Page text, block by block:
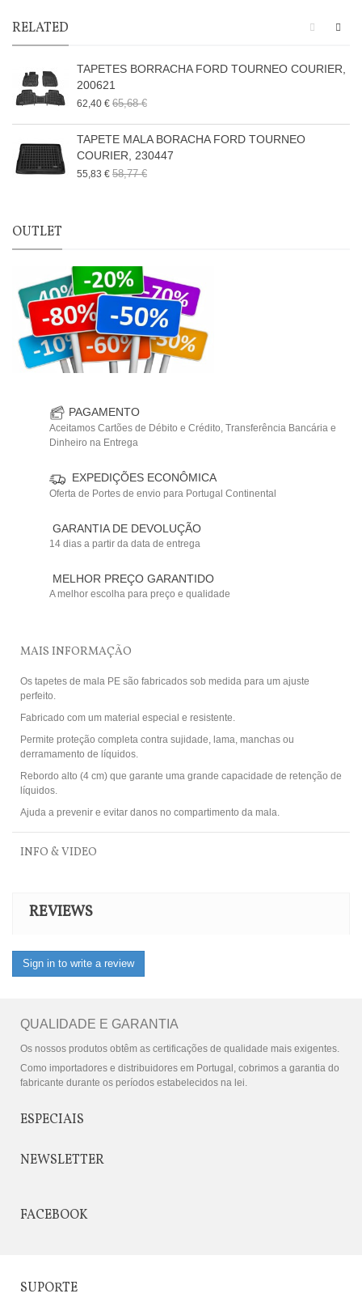
RELATED
TAPETES BORRACHA FORD TOURNEO COURIER,
200621
62,40 € 65,68 €
TAPETE MALA BORACHA FORD TOURNEO
COURIER, 230447
55,83 € 58,77 €
OUTLET
PAGAMENTO
Aceitamos Cartões de Débito e Crédito, Transferência Bancária e
Dinheiro na Entrega
EXPEDIÇÕES ECONÔMICA
Oferta de Portes de envio para Portugal Continental
GARANTIA DE DEVOLUÇÃO
14 dias a partir da data de entrega
MELHOR PREÇO GARANTIDO
A melhor escolha para preço e qualidade
MAIS INFORMAÇÃO
Os tapetes de mala PE são fabricados sob medida para um ajuste
perfeito.
Fabricado com um material especial e resistente.
Permite proteção completa contra sujidade, lama, manchas ou
derramamento de líquidos.
Rebordo alto (4 cm) que garante uma grande capacidade de retenção de
líquidos.
Ajuda a prevenir e evitar danos no compartimento da mala.
INFO & VIDEO
REVIEWS
Sign in to write a review
QUALIDADE E GARANTIA
Os nossos produtos obtêm as certificações de qualidade mais exigentes.
Como importadores e distribuidores em Portugal, cobrimos a garantia do
fabricante durante os períodos estabelecidos na lei.
ESPECIAIS
NEWSLETTER
FACEBOOK
SUPORTE